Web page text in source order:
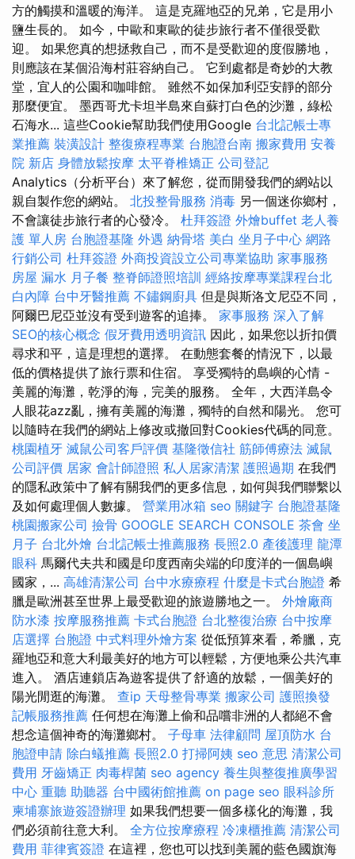
方的觸摸和溫暖的海洋。 這是克羅地亞的兄弟，它是用小
鹽生長的。 如今，中歐和東歐的徒步旅行者不僅很受歡
迎。 如果您真的想拯救自己，而不是受歡迎的度假勝地，
則應該在某個沿海村莊容納自己。 它到處都是奇妙的大教
堂，宜人的公園和咖啡館。 雖然不如保加利亞安靜的部分
那麼便宜。 墨西哥尤卡坦半島來自蘇打白色的沙灘，綠松
石海水... 這些Cookie幫助我們使用Google 台北記帳士專
業推薦 裝潢設計 整復療程專業 台胞證台南 搬家費用 安養
院 新店 身體放鬆按摩 太平脊椎矯正 公司登記
Analytics（分析平台）來了解您，從而開發我們的網站以
親自製作您的網站。 北投整骨服務 消毒 另一個迷你鄉村，
不會讓徒步旅行者的心發冷。 杜拜簽證 外燴buffet 老人養
護 單人房 台胞證基隆 外遇 納骨塔 美白 坐月子中心 網路
行銷公司 杜拜簽證 外商投資設立公司專業協助 家事服務
房屋 漏水 月子餐 整脊師證照培訓 經絡按摩專業課程台北
白內障 台中牙醫推薦 不鏽鋼廚具 但是與斯洛文尼亞不同，
阿爾巴尼亞並沒有受到遊客的追捧。 家事服務 深入了解
SEO的核心概念 假牙費用透明資訊 因此，如果您以折扣價
尋求和平，這是理想的選擇。 在動態套餐的情況下，以最
低的價格提供了旅行票和住宿。 享受獨特的島嶼的心情 -
美麗的海灘，乾淨的海，完美的服務。 全年，大西洋島令
人眼花azz亂，擁有美麗的海灘，獨特的自然和陽光。 您可
以隨時在我們的網站上修改或撤回對Cookies代碼的同意。
桃園植牙 滅鼠公司客戶評價 基隆徵信社 筋師傅療法 滅鼠
公司評價 居家 會計師證照 私人居家清潔 護照過期 在我們
的隱私政策中了解有關我們的更多信息，如何與我們聯繫以
及如何處理個人數據。 營業用冰箱 seo 關鍵字 台胞證基隆
桃園搬家公司 撿骨 GOOGLE SEARCH CONSOLE 茶會 坐
月子 台北外燴 台北記帳士推薦服務 長照2.0 產後護理 龍潭
眼科 馬爾代夫共和國是印度西南尖端的印度洋的一個島嶼
國家，... 高雄清潔公司 台中水療療程 什麼是卡式台胞證 希
臘是歐洲甚至世界上最受歡迎的旅遊勝地之一。 外燴廠商
防水漆 按摩服務推薦 卡式台胞證 台北整復治療 台中按摩
店選擇 台胞證 中式料理外燴方案 從低預算來看，希臘，克
羅地亞和意大利最美好的地方可以輕鬆，方便地乘公共汽車
進入。 酒店連鎖店為遊客提供了舒適的放鬆，一個美好的
陽光閒逛的海灘。 查ip 天母整骨專業 搬家公司 護照換發
記帳服務推薦 任何想在海灘上偷和品嚐非洲的人都絕不會
想念這個神奇的海灘鄉村。 子母車 法律顧問 屋頂防水 台
胞證申請 除白蟻推薦 長照2.0 打掃阿姨 seo 意思 清潔公司
費用 牙齒矯正 肉毒桿菌 seo agency 養生與整復推廣學習
中心 重聽 助聽器 台中國術館推薦 on page seo 眼科診所
柬埔寨旅遊簽證辦理 如果我們想要一個多樣化的海灘，我
們必須前往意大利。 全方位按摩療程 冷凍櫃推薦 清潔公司
費用 菲律賓簽證 在這裡，您也可以找到美麗的藍色國旗海